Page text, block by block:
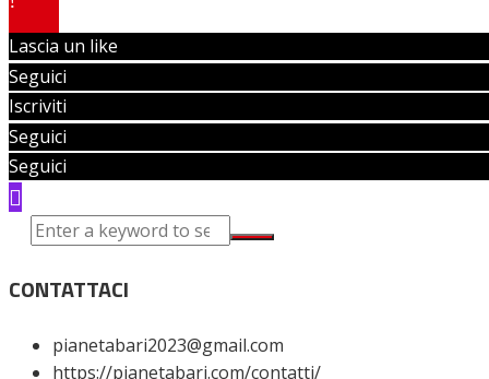
Lascia un like
Seguici
Iscriviti
Seguici
Seguici
CONTATTACI
pianetabari2023@gmail.com
https://pianetabari.com/contatti/